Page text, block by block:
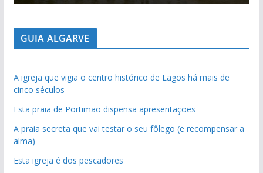
GUIA ALGARVE
A igreja que vigia o centro histórico de Lagos há mais de
cinco séculos
Esta praia de Portimão dispensa apresentações
A praia secreta que vai testar o seu fôlego (e recompensar a
alma)
Esta igreja é dos pescadores